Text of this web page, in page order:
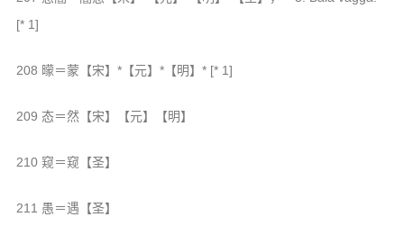
[* 1]
208 曚＝蒙【宋】*【元】*【明】* [* 1]
209 态＝然【宋】【元】【明】
210 窥＝窥【圣】
211 愚＝遇【圣】